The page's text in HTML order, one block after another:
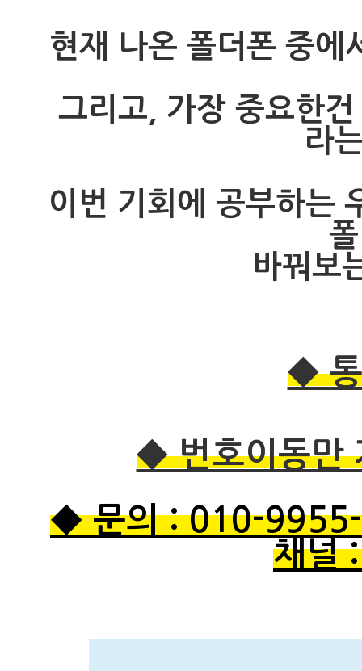
현재 나온 폴더폰 중에
그리고, 가장 중요한
라
이번 기회에 공부하는
바꿔보
◆ 통
◆ 번호이동만
◆ 문의 : 010-
채널